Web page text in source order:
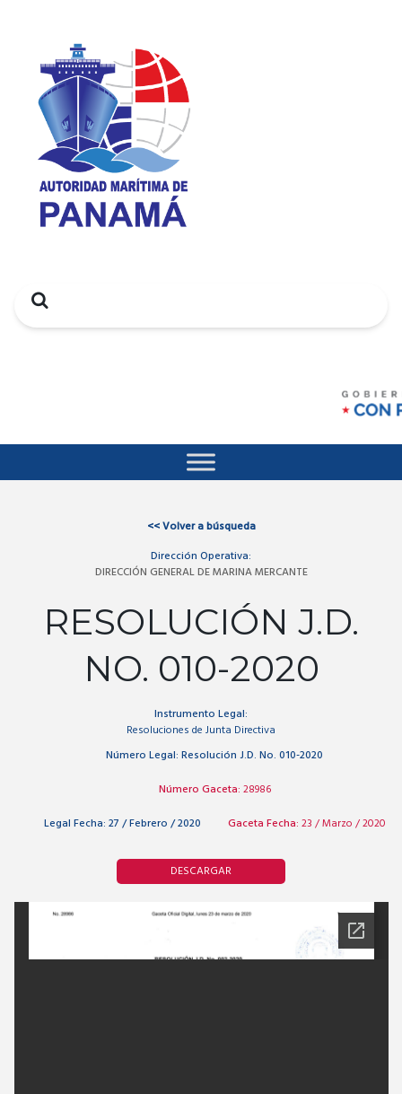
Search
<<Volver a búsqueda
Dirección Operativa:
DIRECCIÓN GENERAL DE MARINA MERCANTE
RESOLUCIÓN J.D.
NO. 010-2020
Instrumento Legal:
Resoluciones de Junta Directiva
Número Legal: Resolución J.D. No. 010-2020
Número Gaceta: 28986
Legal Fecha: 27 / Febrero / 2020 Gaceta Fecha: 23 / Marzo / 2020
DESCARGAR